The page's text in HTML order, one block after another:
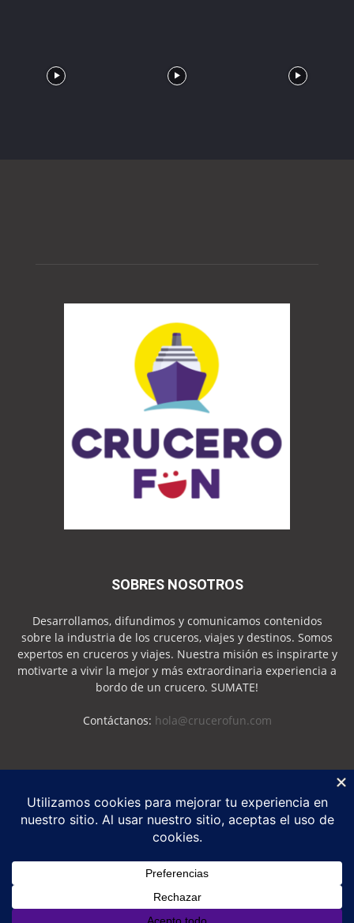
SOBRES NOSOTROS
Desarrollamos, difundimos y comunicamos contenidos
sobre la industria de los cruceros, viajes y destinos. Somos
expertos en cruceros y viajes. Nuestra misión es inspirarte y
motivarte a vivir la mejor y más extraordinaria experiencia a
bordo de un crucero. SUMATE!
Contáctanos: hola@crucerofun.com
2026 - Marca Registrada - Todos los derechos reservados